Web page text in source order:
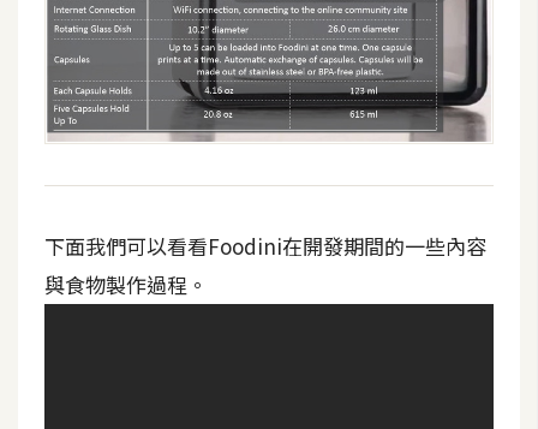
下面我們可以看看Foodini在開發期間的一些內容
與食物製作過程。